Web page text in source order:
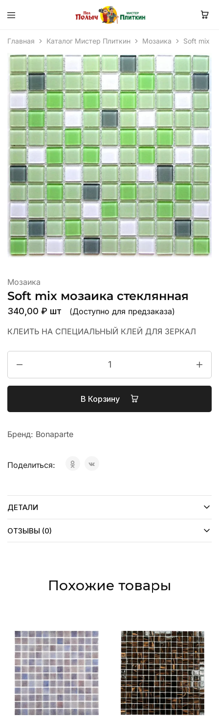
Главная Каталог Мистер Плиткин Мозаика Soft mix
Мозаика
Soft mix мозаика стеклянная
340,00 ₽ шт (Доступно для предзаказа)
КЛЕИТЬ НА СПЕЦИАЛЬНЫЙ КЛЕЙ ДЛЯ ЗЕРКАЛ
В Корзину
Бренд: Bonaparte
Поделиться:
ДЕТАЛИ
ОТЗЫВЫ (0)
Похожие товары